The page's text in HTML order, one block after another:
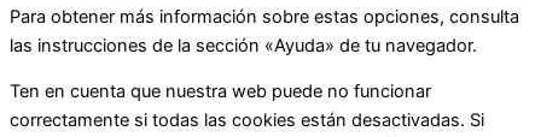
Para obtener más información sobre estas opciones, consulta
las instrucciones de la sección «Ayuda» de tu navegador.
Ten en cuenta que nuestra web puede no funcionar
correctamente si todas las cookies están desactivadas. Si